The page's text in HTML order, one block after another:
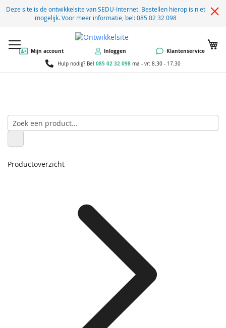
Deze site is de ontwikkelsite van SEDU-Internet. Bestellen hierop is niet
mogelijk. Voor meer informatie, bel: 085 02 32 098
Mijn account Inloggen Klantenservice
Hulp nodig? Bel 085 02 32 098 ma - vr: 8.30 - 17.30
Productoverzicht